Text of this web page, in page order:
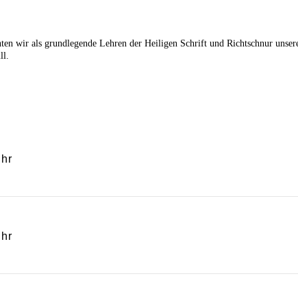
wir als grundlegende Lehren der Heiligen Schrift und Richtschnur